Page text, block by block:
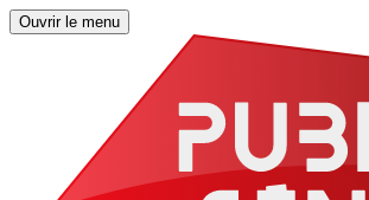
Ouvrir le menu